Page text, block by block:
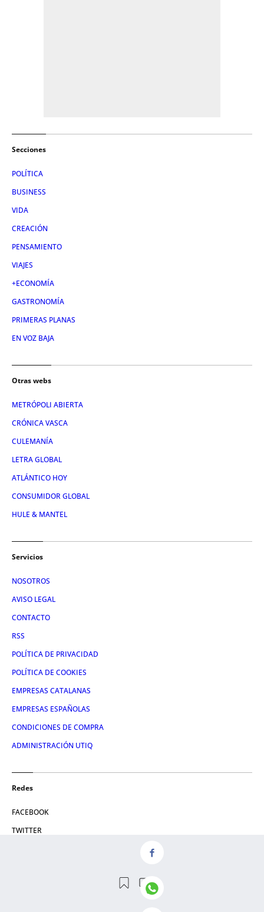
Secciones
POLÍTICA
BUSINESS
VIDA
CREACIÓN
PENSAMIENTO
VIAJES
+ECONOMÍA
GASTRONOMÍA
PRIMERAS PLANAS
EN VOZ BAJA
Otras webs
METRÓPOLI ABIERTA
CRÓNICA VASCA
CULEMANÍA
LETRA GLOBAL
ATLÁNTICO HOY
CONSUMIDOR GLOBAL
HULE & MANTEL
Servicios
NOSOTROS
AVISO LEGAL
CONTACTO
RSS
POLÍTICA DE PRIVACIDAD
POLÍTICA DE COOKIES
EMPRESAS CATALANAS
EMPRESAS ESPAÑOLAS
CONDICIONES DE COMPRA
ADMINISTRACIÓN UTIQ
Redes
FACEBOOK
TWITTER